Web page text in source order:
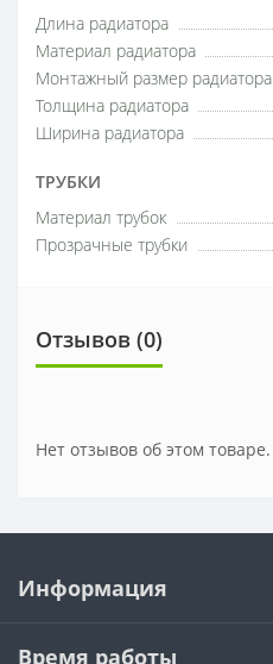
Длина радиатора
Материал радиатора
Монтажный размер радиатора
Толщина радиатора
Ширина радиатора
ТРУБКИ
Материал трубок
Прозрачные трубки
Отзывов (0)
Нет отзывов об этом товаре.
Информация
Время работы